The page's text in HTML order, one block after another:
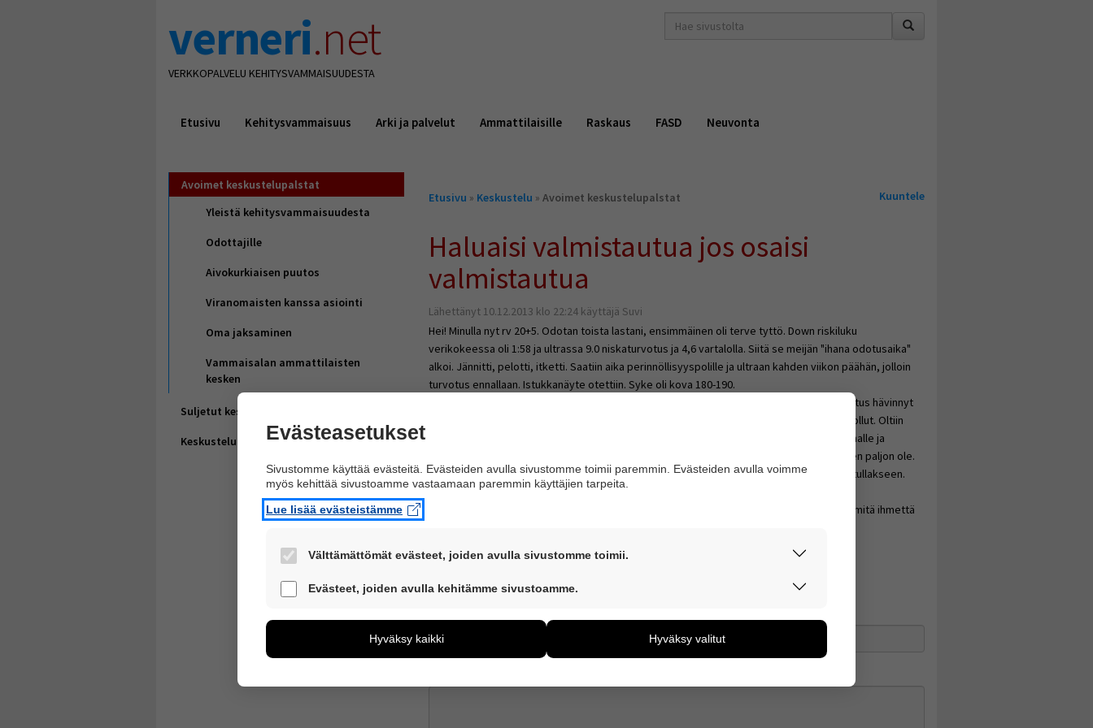
verneri.net
VERKKOPALVELU KEHITYSVAMMAISUUDESTA
hakusana(t)
Etusivu Kehitysvammaisuus Arki ja palvelut Ammattilaisille Raskaus FASD Neuvonta
Avoimet keskustelupalstat
Yleistä kehitysvammaisuudesta
Odottajille
Aivokurkiaisen puutos
Viranomaisten kanssa asiointi
Oma jaksaminen
Vammaisalan ammattilaisten
kesken
Suljetut keskustelupalstat
Keskustelupalstan periaatteet
Olet
Etusivu » Keskustelu » Avoimet keskustelupalstat Kuuntele
Haluaisi valmistautua jos osaisi
valmistautua
Lähettänyt 10.12.2013 klo 22:24 käyttäjä Suvi
Hei! Minulla nyt rv 20+5. Odotan toista lastani, ensimmäinen oli terve tyttö. Down riskiluku
verikokeessa oli 1:58 ja ultrassa 9.0 niskaturvotus ja 4,6 vartalolla. Siitä se meijän "ihana odotusaika"
alkoi. Jännitti, pelotti, itketti. Saatiin aika perinnöllisyyspolille ja ultraan kahden viikon päähän, jolloin
turvotus ennallaan. Istukkanäyte otettiin. Syke oli kova 180-190.
Seuraavassa ultrassa kahden viikon päästä niskaturvotus laskenut 2.3 ja vartalolta turvotus hävinnyt
kokonaan. Sykkeet normaalit. Trisomiat ja kromosomi tulokset tulivat ja niissä ei mitään ollut. Oltiin
onnesta taas hetken sekaisin ja huojentuneita.. Kunnes lääkäri palautteli meitä maan pinnalle ja
muistutteli rakenneultrasta rv 21+4 ja mahdollisesta keskeyttämisestä että aikaa ei sitten paljon ole.
Kehoitti miettimään tätä vaihtoehtoa. Kerrottiin että nyt ollaan ajatuksella tulee mitä on tullakseen.
Lääkäri kertoi että joskus näin suuri niskaturvoke voi ohimenevänäkin olla merkki
kromosomisairaudesta, sydänviasta tai jostain LAAJA-ALAISESTA OIREYHTYMÄSTÄ(?????)mitä ihmettä
Vastaa viestiin
Evästeasetukset
Sivustomme käyttää evästeitä. Evästeiden avulla sivustomme toimii paremmin. Evästeiden avulla voimme
myös kehittää sivustoamme vastaamaan paremmin käyttäjien tarpeita.
Lue lisää evästeistämme
Välttämättömät evästeet, joiden avulla sivustomme toimii.
Nämä evästeet ovat aina käytössä, jotta sivustoamme voi käyttää sujuvasti ja turvallisesti.
Evästeet, joiden avulla kehitämme sivustoamme.
voimme kehittää sivustoamme vastaamaan paremmin käyttäjien tarpeita. Tietoa kerätään
esimerkiksi kävijämääristä ja siitä, mitä sivuja käytetään ja miten sivuilla liikutaan. Emme
Voit valita, hyväksytkö näiden evästeiden käytön.
Hyväksy kaikki Hyväksy valitut